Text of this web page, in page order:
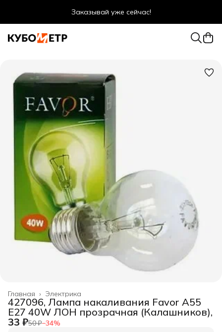
Заказывай уже сейчас!
Оптовые цены даже для физ. лиц
Электрика
Главная ›
427096, Лампа накаливания Favor A55
E27 40W ЛОН прозрачная (Калашников),
33 ₽50 ₽−34%